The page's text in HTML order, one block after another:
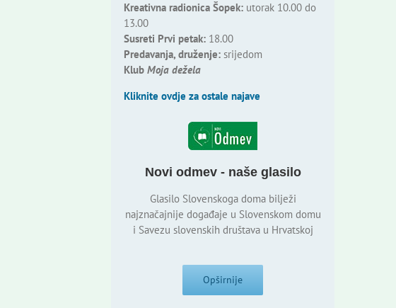
Kreativna radionica Šopek:utorak 10.00 do
13.00
Susreti Prvi petak:18.00
Predavanja, druženje:srijedom
Klub Moja dežela
Kliknite ovdje za ostale najave
Novi odmev - naše glasilo
Glasilo Slovenskoga doma bilježi
najznačajnije događaje u Slovenskom domu
i Savezu slovenskih društava u Hrvatskoj
Opširnije